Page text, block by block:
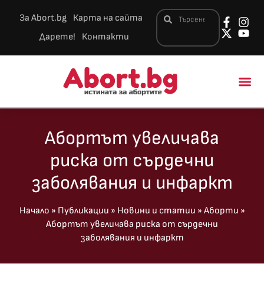
За Abort.bg
Карта на сайта
Дарете!
Контакти
Абортът увеличава
риска от сърдечни
заболявания и инфаркт
Начало » Публикации » Новини и статии » Аборти »
Абортът увеличава риска от сърдечни
заболявания и инфаркт